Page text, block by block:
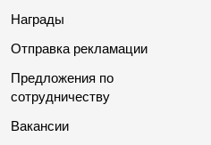
Награды
Отправка рекламации
Предложения по
сотрудничеству
Вакансии